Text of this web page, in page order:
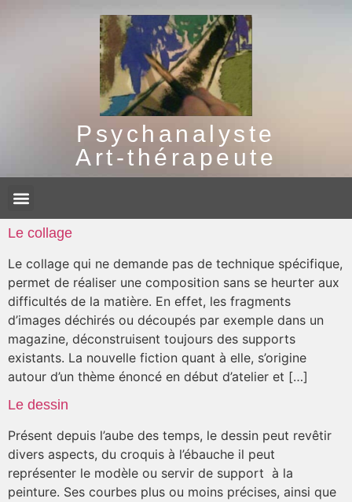
Psychanalyste
Art-thérapeute
Le collage
Le collage qui ne demande pas de technique spécifique,
permet de réaliser une composition sans se heurter aux
difficultés de la matière. En effet, les fragments
d’images déchirés ou découpés par exemple dans un
magazine, déconstruisent toujours des supports
existants. La nouvelle fiction quant à elle, s’origine
autour d’un thème énoncé en début d’atelier et […]
Le dessin
Présent depuis l’aube des temps, le dessin peut revêtir
divers aspects, du croquis à l’ébauche il peut
représenter le modèle ou servir de support à la
peinture. Ses courbes plus ou moins précises, ainsi que